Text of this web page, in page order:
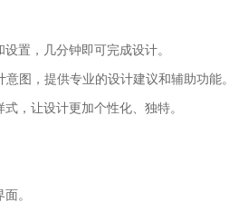
置，几分钟即可完成设计。
图，提供专业的设计建议和辅助功能。
，让设计更加个性化、独特。
。